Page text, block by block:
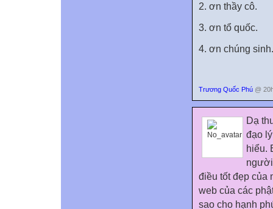
2. ơn thầy cô.
3. ơn tổ quốc.
4. ơn chúng sinh.
Trương Quốc Phú @
Dạ
đạo
hiểu.
người
điều tốt đẹp của
web của các
sao cho hạnh